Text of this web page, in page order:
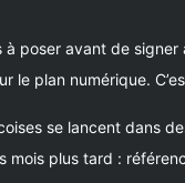
poser avant de
le plan numérique.
se lancent dans
plus tard :